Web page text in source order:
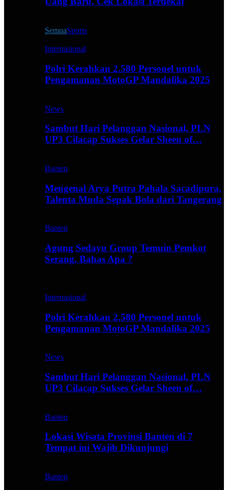
SemuaSports
Internasional
Polri Kerahkan 2.580 Personel untuk
Pengamanan MotoGP Mandalika 2025
News
Sambut Hari Pelanggan Nasional, PLN
UP3 Cilacap Sukses Gelar Sheen of…
Banten
Mengenal Arya Putra Pahala Sacadipura,
Talenta Muda Sepak Bola dari Tangerang
Banten
Agung Sedayu Group Temuin Pemkot
Serang, Bahas Apa ?
Internasional
Polri Kerahkan 2.580 Personel untuk
Pengamanan MotoGP Mandalika 2025
News
Sambut Hari Pelanggan Nasional, PLN
UP3 Cilacap Sukses Gelar Sheen of…
Banten
Lokasi Wisata Provinsi Banten di 7
Tempat ini Wajib Dikunjungi
Banten